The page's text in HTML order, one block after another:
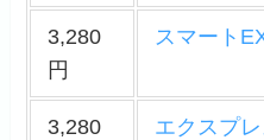
3,280
円
スマート
3,280
エクスプ